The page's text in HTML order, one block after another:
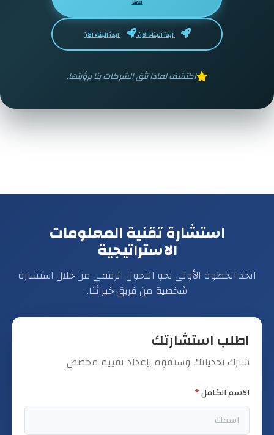
ابدأ البناء الآن ابدأ البناء الآن
اكتشف لماذا تثق الشركات بنا برؤيتها.
استشارة تقنية المعلومات
الاستراتيجية
اتخذ الخطوة الأولى نحو التحول الرقمي من خلال استشارة
شخصية من فريق خبرائنا.
اطلب استشارتك
شارك تحدياتك وسنقوم بإعداد تقييم مخصص
الاسم الكامل*